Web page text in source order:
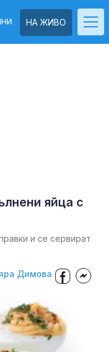
НА ЖИВО
яйца с
и се сервират
Димова